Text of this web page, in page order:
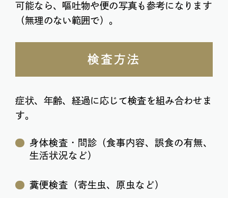
可能なら、嘔吐物や便の写真も参考になります
（無理のない範囲で）。
検査方法
症状、年齢、経過に応じて検査を組み合わせま
す。
身体検査・問診（食事内容、誤食の有無、
生活状況など）
糞便検査（寄生虫、原虫など）